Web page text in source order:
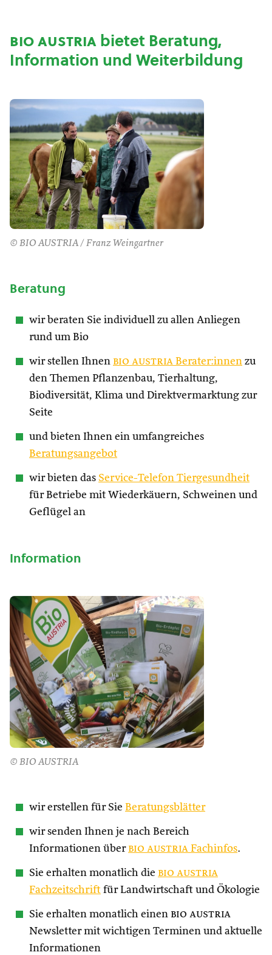
bio austriabietet Beratung,
Information und Weiterbildung
© BIO AUSTRIA / Franz Weingartner
Beratung
wir beraten Sie individuell zu allen Anliegen
rund um Bio
wir stellen Ihnen bio austria Berater:innen zu
den Themen Pflanzenbau, Tierhaltung,
Biodiversität, Klima und Direktvermarktung zur
Seite
und bieten Ihnen ein umfangreiches
Beratungsangebot
wir bieten das Service-Telefon Tiergesundheit
für Betriebe mit Wiederkäuern, Schweinen und
Geflügel an
Information
© BIO AUSTRIA
wir erstellen für Sie Beratungsblätter
wir senden Ihnen je nach Bereich
Informationen über bio austria Fachinfos.
Sie erhalten monatlich die bio austria
Fachzeitschrift für Landwirtschaft und Ökologie
Sie erhalten monatlich einen bio austria
Newsletter mit wichtigen Terminen und aktuelle
Informationen